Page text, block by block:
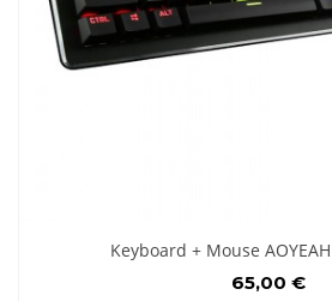
Keyboard + Mouse
65,00 €